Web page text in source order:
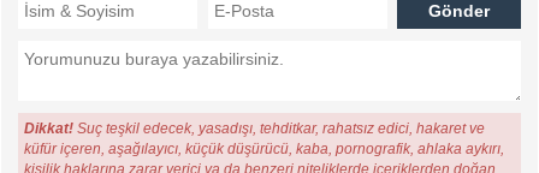
Dikkat! Suç teşkil edecek, yasadışı, tehditkar, rahatsız edici, hakaret ve
küfür içeren, aşağılayıcı, küçük düşürücü, kaba, pornografik, ahlaka aykırı,
kişilik haklarına zarar verici ya da benzeri niteliklerde içeriklerden doğan